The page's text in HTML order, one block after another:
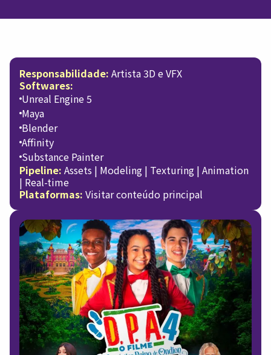
Responsabilidade: Artista 3D e VFX
Softwares:
Unreal Engine 5
Maya
Blender
Affinity
Substance Painter
Pipeline: Assets | Modeling | Texturing | Animation
| Real-time
Plataformas: Visitar conteúdo principal